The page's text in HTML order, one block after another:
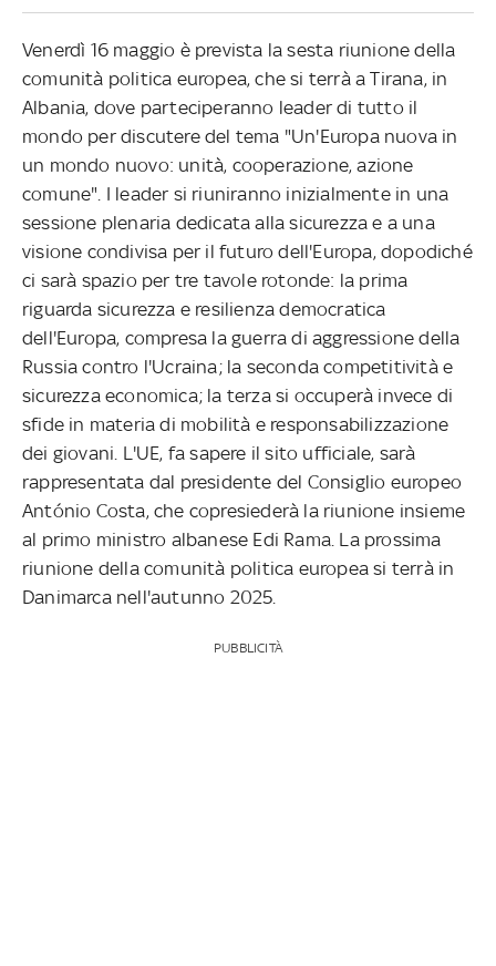
Venerdì 16 maggio è prevista la sesta riunione della
comunità politica europea, che si terrà a Tirana, in
Albania, dove parteciperanno leader di tutto il
mondo per discutere del tema "Un'Europa nuova in
un mondo nuovo: unità, cooperazione, azione
comune". I leader si riuniranno inizialmente in una
sessione plenaria dedicata alla sicurezza e a una
visione condivisa per il futuro dell'Europa, dopodiché
ci sarà spazio per tre tavole rotonde: la prima
riguarda sicurezza e resilienza democratica
dell'Europa, compresa la guerra di aggressione della
Russia contro l'Ucraina; la seconda competitività e
sicurezza economica; la terza si occuperà invece di
sfide in materia di mobilità e responsabilizzazione
dei giovani. L'UE, fa sapere il sito ufficiale, sarà
rappresentata dal presidente del Consiglio europeo
António Costa, che copresiederà la riunione insieme
al primo ministro albanese Edi Rama. La prossima
riunione della comunità politica europea si terrà in
Danimarca nell'autunno 2025.
PUBBLICITÀ